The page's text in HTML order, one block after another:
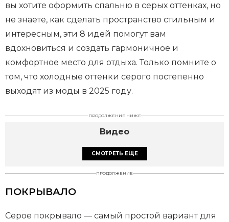
вы хотите оформить спальню в серых оттенках, но
не знаете, как сделать пространство стильным и
интересным, эти 8 идей помогут вам
вдохновиться и создать гармоничное и
комфортное место для отдыха. Только помните о
том, что холодные оттенки серого постепенно
выходят из моды в 2025 году.
ПРОДОЛЖЕНИЕ НИЖЕ
Видео
СМОТРЕТЬ ЕЩЕ
ПРОДОЛЖЕНИЕ
ПОКРЫВАЛО
Серое покрывало — самый простой вариант для